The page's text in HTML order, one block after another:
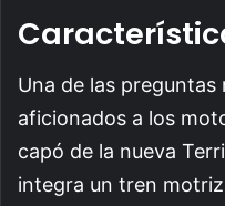
Una de las
aficionados a los
capó de la nueva
integra un tren